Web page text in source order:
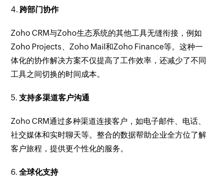
4. 跨部门协作
Zoho CRM与Zoho生态系统的其他工具无缝衔接，例如
Zoho Projects、Zoho Mail和Zoho Finance等。这种一
体化的协作解决方案不仅提高了工作效率，还减少了不同
工具之间切换的时间成本。
5.支持多渠道客户沟通
Zoho CRM通过多种渠道连接客户，如电子邮件、电话、
社交媒体和实时聊天等。整合的数据帮助企业全方位了解
客户旅程，提供更个性化的服务。
6.全球化支持